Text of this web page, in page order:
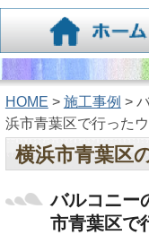
HOME > 施工事例 >
浜市青葉区で行った
横浜市青葉区
バルコニー
市青葉区で